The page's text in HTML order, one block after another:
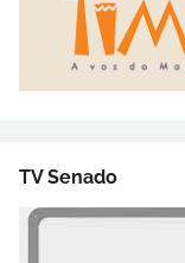
TV Senado